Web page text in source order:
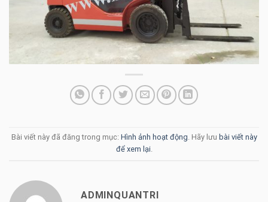
Bài viết này đã đăng trong mục: Hình ảnh hoạt động. Hãy lưu bài viết này
để xem lại.
ADMINQUANTRI